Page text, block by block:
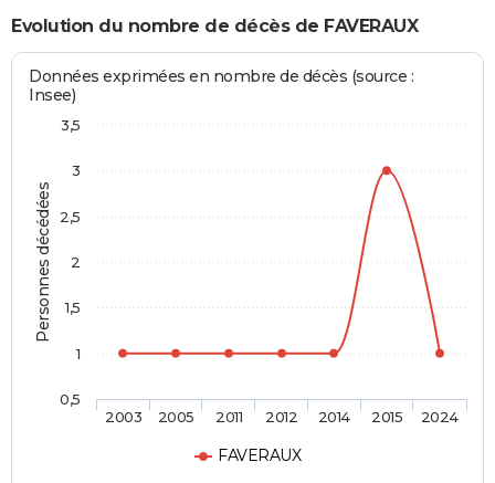
Evolution du nombre de décès de FAVERAUX
Personnes décédées
Données exprimées en nombre de décès (source :
Insee)
FAVERAUX
2003 2005 2011 2012 2014 2015 2024
0,5
1
1,5
2
2,5
3
3,5